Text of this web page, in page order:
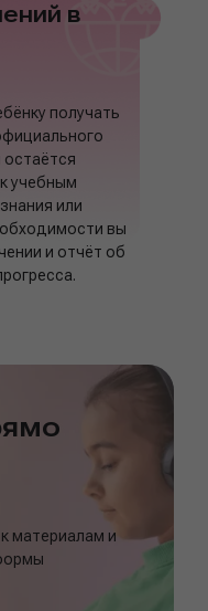
в
получать
остаётся
учебным
или
вы
и отчёт об
материалам и